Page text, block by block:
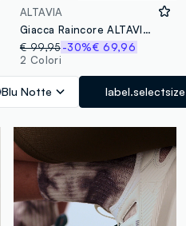
ALTAVIA
Giacca Raincore ALTAVIA WITH DEBORAH COMPAGNONI
€ 99,95 -30%€ 69,96
2 Colori
Blu Notte label.selectsize